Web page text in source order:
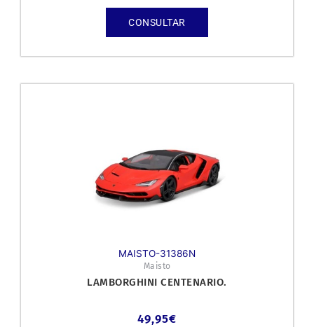
CONSULTAR
MAISTO-31386N
Maisto
LAMBORGHINI CENTENARIO.
49,95€